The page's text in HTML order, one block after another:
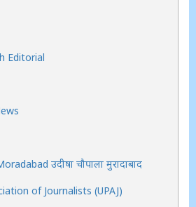
Editorial
उदीषा चौपाला मुरादाबाद
of Journalists (UPAJ)